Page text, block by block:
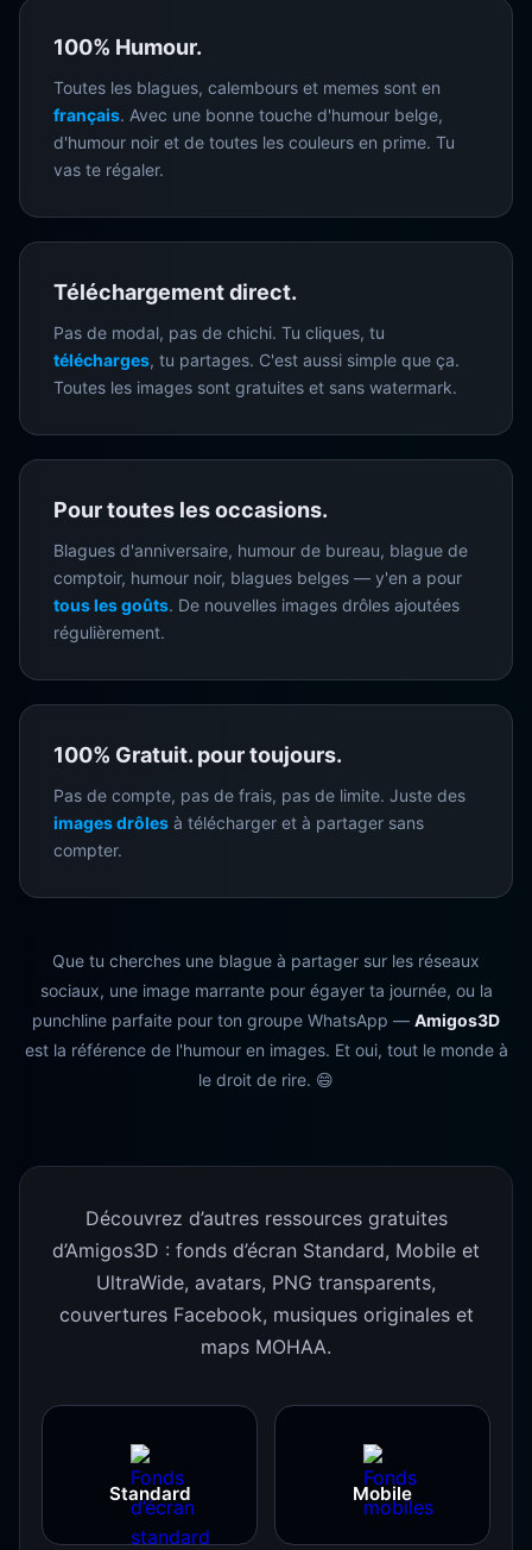
100% Humour.
Toutes les blagues, calembours et memes sont en
français. Avec une bonne touche d'humour belge,
d'humour noir et de toutes les couleurs en prime. Tu
vas te régaler.
Téléchargement direct.
Pas de modal, pas de chichi. Tu cliques, tu
télécharges, tu partages. C'est aussi simple que ça.
Toutes les images sont gratuites et sans watermark.
Pour toutes les occasions.
Blagues d'anniversaire, humour de bureau, blague de
comptoir, humour noir, blagues belges — y'en a pour
tous les goûts. De nouvelles images drôles ajoutées
régulièrement.
100% Gratuit. pour toujours.
Pas de compte, pas de frais, pas de limite. Juste des
images drôles à télécharger et à partager sans
compter.
Que tu cherches une blague à partager sur les réseaux
sociaux, une image marrante pour égayer ta journée, ou la
punchline parfaite pour ton groupe WhatsApp — Amigos3D
est la référence de l'humour en images. Et oui, tout le monde à
le droit de rire. 😄
Découvrez d’autres ressources gratuites
d’Amigos3D : fonds d’écran Standard, Mobile et
UltraWide, avatars, PNG transparents,
couvertures Facebook, musiques originales et
maps MOHAA.
Standard Mobile